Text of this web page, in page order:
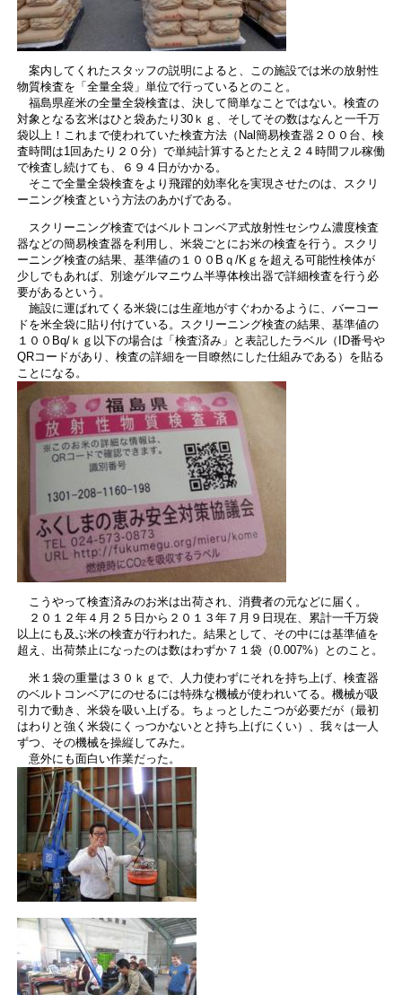
案内してくれたスタッフの説明によると、この施設では米の放射性
物質検査を「全量全袋」単位で行っているとのこと。
福島県産米の全量全袋検査は、決して簡単なことではない。検査の
対象となる玄米はひと袋あたり30ｋｇ、そしてその数はなんと一千万
袋以上！これまで使われていた検査方法（Nal簡易検査器２００台、検
査時間は1回あたり２０分）で単純計算するとたとえ２４時間フル稼働
で検査し続けても、６９４日がかかる。
そこで全量全袋検査をより飛躍的効率化を実現させたのは、スクリ
ーニング検査という方法のあかげである。
スクリーニング検査ではベルトコンベア式放射性セシウム濃度検査
器などの簡易検査器を利用し、米袋ごとにお米の検査を行う。スクリ
ーニング検査の結果、基準値の１００Bｑ/Kｇを超える可能性検体が
少しでもあれば、別途ゲルマニウム半導体検出器で詳細検査を行う必
要があるという。
施設に運ばれてくる米袋には生産地がすぐわかるように、バーコー
ドを米全袋に貼り付けている。スクリーニング検査の結果、基準値の
１００Bq/ｋｇ以下の場合は「検査済み」と表記したラベル（ID番号や
QRコードがあり、検査の詳細を一目瞭然にした仕組みである）を貼る
ことになる。
こうやって検査済みのお米は出荷され、消費者の元などに届く。
２０１２年４月２５日から２０１３年７月９日現在、累計一千万袋
以上にも及ぶ米の検査が行われた。結果として、その中には基準値を
超え、出荷禁止になったのは数はわずか７１袋（0.007%）とのこと。
米１袋の重量は３０ｋｇで、人力使わずにそれを持ち上げ、検査器
のベルトコンベアにのせるには特殊な機械が使われいてる。機械が吸
引力で動き、米袋を吸い上げる。ちょっとしたこつが必要だが（最初
はわりと強く米袋にくっつかないとと持ち上げにくい）、我々は一人
ずつ、その機械を操縦してみた。
意外にも面白い作業だった。